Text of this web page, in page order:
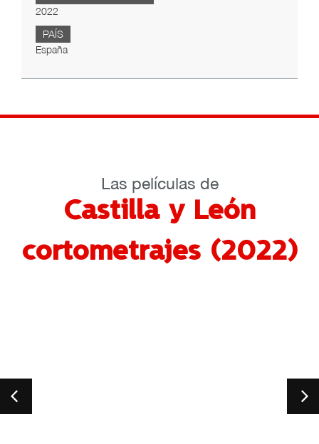
2022
PAÍS
España
Las películas de
Castilla y León
cortometrajes (2022)